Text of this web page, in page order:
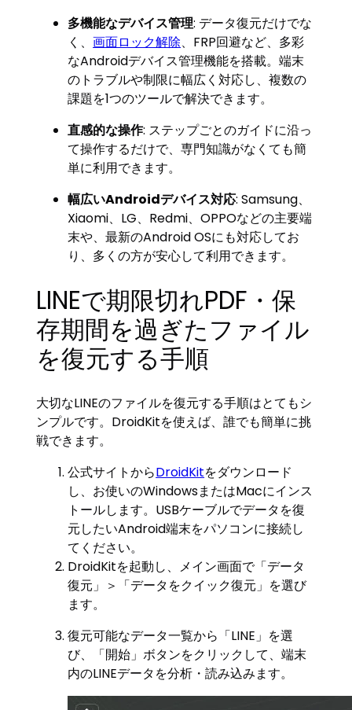
多機能なデバイス管理: データ復元だけでな
く、画面ロック解除、FRP回避など、多彩
なAndroidデバイス管理機能を搭載。端末
のトラブルや制限に幅広く対応し、複数の
課題を1つのツールで解決できます。
直感的な操作: ステップごとのガイドに沿っ
て操作するだけで、専門知識がなくても簡
単に利用できます。
幅広いAndroidデバイス対応: Samsung、
Xiaomi、LG、Redmi、OPPOなどの主要端
末や、最新のAndroid OSにも対応してお
り、多くの方が安心して利用できます。
LINEで期限切れPDF・保
存期間を過ぎたファイル
を復元する手順
大切なLINEのファイルを復元する手順はとてもシ
ンプルです。DroidKitを使えば、誰でも簡単に挑
戦できます。
公式サイトからDroidKitをダウンロード
し、お使いのWindowsまたはMacにインス
トールします。USBケーブルでデータを復
元したいAndroid端末をパソコンに接続し
てください。
DroidKitを起動し、メイン画面で「データ
復元」＞「データをクイック復元」を選び
ます。
復元可能なデータ一覧から「LINE」を選
び、「開始」ボタンをクリックして、端末
内のLINEデータを分析・読み込みます。